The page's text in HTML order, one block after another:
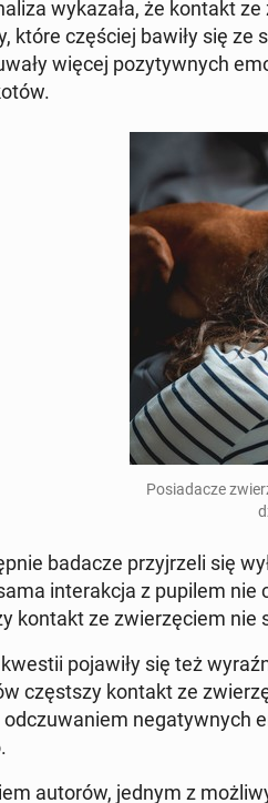
wy­ka­za­ła, że kontakt
które czę­ściej bawiły się ze
więcej po­zy­tyw­nych
Po­sia­da­cze
badacze przyj­rze­li się
in­te­rak­cja z pupilem nie
kontakt ze zwie­rzę­ciem nie
po­ja­wi­ły się też
częst­szy kontakt ze
od­czu­wa­niem ne­ga­tyw­nych
autorów, jednym z